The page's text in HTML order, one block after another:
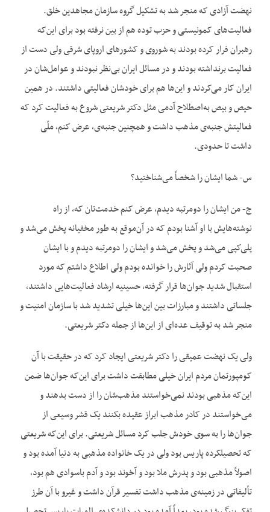
نهضت آزادی که منجر شد به تشکیل گروه سازمان مجاهدین خلق.
فعالیت‌های کمونیستی و حزب توده هم از بین نرفته بود برای این‌که
رهبران فرار کرده بودند به شوروی و کشورهای اروپای شرقی ولی دست از
فعالیت برنداشته بودند و در مسائل ایران بی‌نظر نبودند و عوامل‌شان در
ایران کار می‌کردند و این‌ها هم برای خودشان فعالیتی داشتند. در همین
حیص و بیص به‌اصطلاح آدمی مثل دکتر شریعتی شروع به فعالیت کرد که
فعالیتش جنبه‌ی مذهب داشت و همچنین جنبه‌ی، عرض کنم، ملّی
داشت تا حدودی.
س- شما ایشان را شخصاً می‌شناختید؟
ج- من ایشان را دومرتبه دیدم، عرض کنم خدمت‌تان که، از راه
نوشته‌هایش با او آشنا بودم که در آن‌موقع به طور مخفیانه پخش می‌شد و
پلی‌کپی می‌شد و پخش می‌شد و ایشان را دومرتبه دیدم و با ایشان
صحبت کردم ولی آثارش را خوانده بودم ولی اطلاع داشتم که مورد
استقبال شدید جوان‌ها قرار گرفته، حسینیه ارشاد فعالیت‌هایی داشتند،
جلساتی داشتند و مبارزات بین این‌ها خیلی تشدید شد با سازمان امنیت و
منجر شد به توقیف عده‌ای از این‌ها از جمله دکتر شریعتی.
ولی یک نهضت عمیقی را دکتر شریعتی ایجاد کرد که در حقیقت با آن
کومپورتمان مردم ایران خیلی مطابقت داشت برای این‌که جوان‌ها ضمن
این‌که مذهبی بودند نمی‌خواستند مذهب‌شان را از دست بدهند و
می‌خواستند در کادر مذهب ابراز عقیده بکنند یک قشر وسیعی از
جوان‌ها را به سوی خودش جلب کرد مسائل شریعتی. برای این‌که شریعتی
که تحصیلکرده پاریس بود ولی در یک خانواده مذهبی به دنیا آمده بود و
اصولاً مذهبی بود و پدرش ملا بود و آخوند بود و آدم باسوادی هم بود،
تألیفاتی در زمینه‌ی مذهب داشت تفسیر قرآن داشت و غیرو با آن طرز